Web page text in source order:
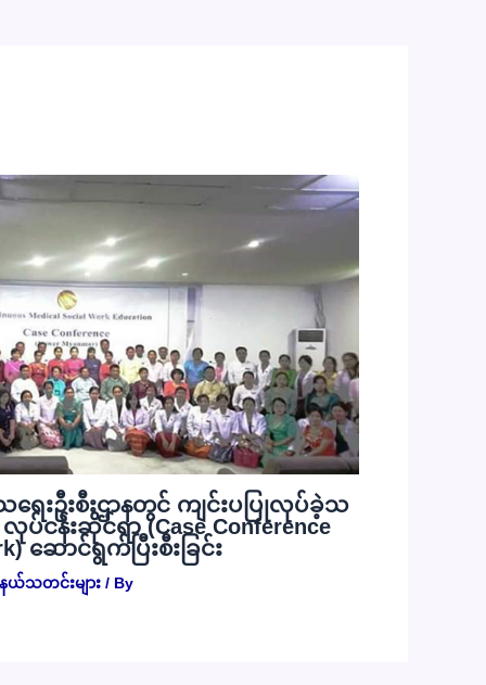
ေးဦးစီးဌာနတွင် ကျင်းပပြုလုပ်ခဲ့သ
န်းဆိုင်ရာ (Case Conference
ဆောင်ရွက်ပြီးစီးခြင်း
ယ်သတင်းများ/ By